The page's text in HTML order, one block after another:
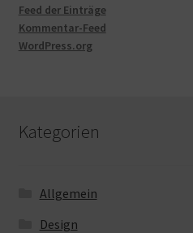
Feed der Einträge
Kommentar-Feed
WordPress.org
Kategorien
Allgemein
Design